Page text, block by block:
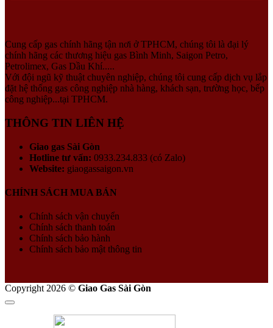
Cung cấp gas chính hãng tận nơi ở TPHCM, chúng tôi là đại lý
chính hãng các thương hiệu gas Bình Minh, Saigon Petro,
Petrolimex, Gas Dầu Khí.....
Với đội ngũ kỹ thuật chuyên nghiệp, chúng tôi cung cấp dịch vụ lắp
đặt hệ thống gas công nghiệp nhà hàng, khách sạn, trường học, bếp
công nghiệp...tại TPHCM.
THÔNG TIN LIÊN HỆ
Giao gas Sài Gòn
Hotline tư vấn: 0933.234.833 (có Zalo)
Website: giaogassaigon.vn
CHÍNH SÁCH MUA BÁN
Chính sách vận chuyển
Chính sách thanh toán
Chính sách bảo hành
Chính sách bảo mật thông tin
Copyright 2026 © Giao Gas Sài Gòn